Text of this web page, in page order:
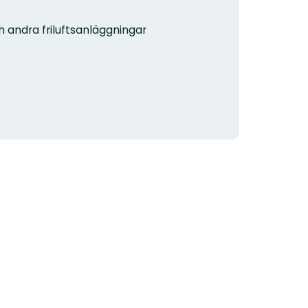
andra friluftsanläggningar